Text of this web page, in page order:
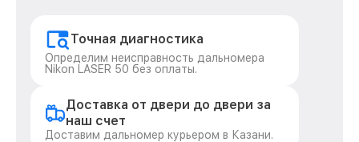
Точная диагностика
Определим неисправность дальномера
Nikon LASER 50 без оплаты.
Доставка от двери до двери за
наш счет
Доставим дальномер курьером в Казани.